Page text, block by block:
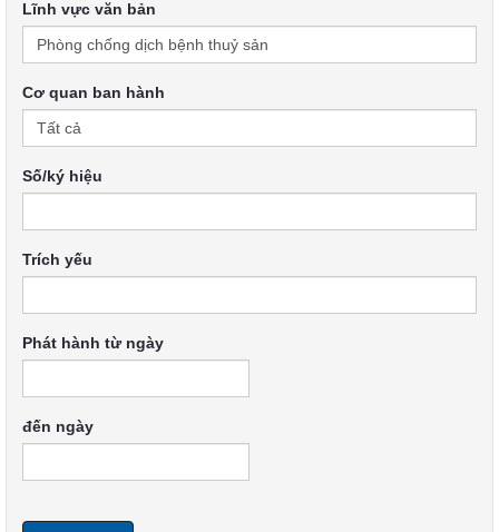
Lĩnh vực văn bản
Cơ quan ban hành
Số/ký hiệu
Trích yếu
Phát hành từ ngày
đến ngày